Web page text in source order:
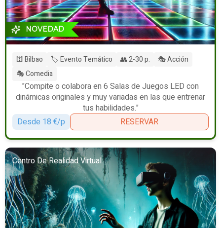
NOVEDAD
🕍 Bilbao 🏷️ Evento Temático 👥 2-30 p.
🎭 Acción
🎭 Comedia
"Compite o colabora en 6 Salas de Juegos LED con
dinámicas originales y muy variadas en las que entrenar
tus habilidades."
Desde 18 €/p
RESERVAR
Centro De Realidad Virtual